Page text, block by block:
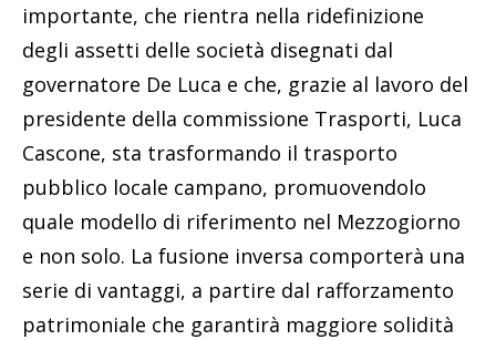
importante, che rientra nella ridefinizione
degli assetti delle società disegnati dal
governatore De Luca e che, grazie al lavoro del
presidente della commissione Trasporti, Luca
Cascone, sta trasformando il trasporto
pubblico locale campano, promuovendolo
quale modello di riferimento nel Mezzogiorno
e non solo. La fusione inversa comporterà una
serie di vantaggi, a partire dal rafforzamento
patrimoniale che garantirà maggiore solidità